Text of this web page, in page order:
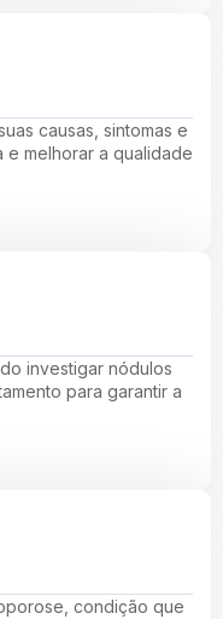
causas, sintomas e
e melhorar a qualidade
investigar nódulos
para garantir a
condição que